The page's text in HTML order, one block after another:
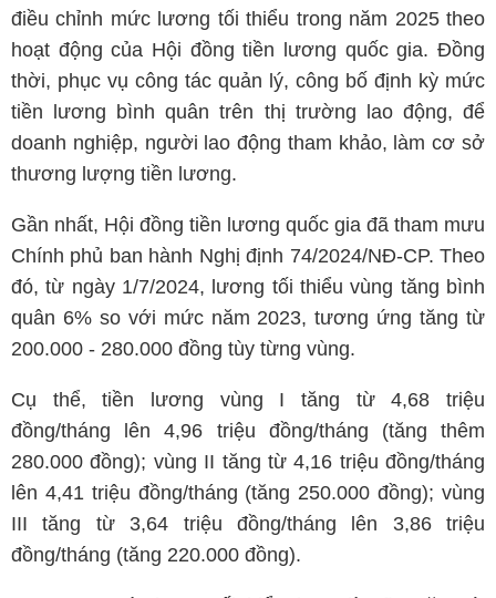
điều chỉnh mức lương tối thiểu trong năm 2025 theo
hoạt động của Hội đồng tiền lương quốc gia. Đồng
thời, phục vụ công tác quản lý, công bố định kỳ mức
tiền lương bình quân trên thị trường lao động, để
doanh nghiệp, người lao động tham khảo, làm cơ sở
thương lượng tiền lương.
Gần nhất, Hội đồng tiền lương quốc gia đã tham mưu
Chính phủ ban hành Nghị định 74/2024/NĐ-CP. Theo
đó, từ ngày 1/7/2024, lương tối thiểu vùng tăng bình
quân 6% so với mức năm 2023, tương ứng tăng từ
200.000 - 280.000 đồng tùy từng vùng.
Cụ thể, tiền lương vùng I tăng từ 4,68 triệu
đồng/tháng lên 4,96 triệu đồng/tháng (tăng thêm
280.000 đồng); vùng II tăng từ 4,16 triệu đồng/tháng
lên 4,41 triệu đồng/tháng (tăng 250.000 đồng); vùng
III tăng từ 3,64 triệu đồng/tháng lên 3,86 triệu
đồng/tháng (tăng 220.000 đồng).